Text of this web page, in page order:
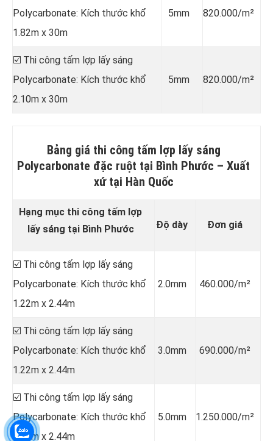
Polycarbonate: Kích thước khổ
1.82m x 30m
5mm 820.000/m²
☑️ Thi công tấm lợp lấy sáng
Polycarbonate: Kích thước khổ
2.10m x 30m
5mm 820.000/m²
Bảng giá thi công tấm lợp lấy sáng
Polycarbonate đặc ruột tại Bình Phước – Xuất
xứ tại Hàn Quốc
Hạng mục thi công tấm lợp
lấy sáng tại Bình Phước
Độ dày Đơn giá
☑️ Thi công tấm lợp lấy sáng
Polycarbonate: Kích thước khổ
1.22m x 2.44m
2.0mm 460.000/m²
☑️ Thi công tấm lợp lấy sáng
Polycarbonate: Kích thước khổ
1.22m x 2.44m
3.0mm 690.000/m²
☑️ Thi công tấm lợp lấy sáng
Polycarbonate: Kích thước khổ
1.22m x 2.44m
5.0mm 1.250.000/m²